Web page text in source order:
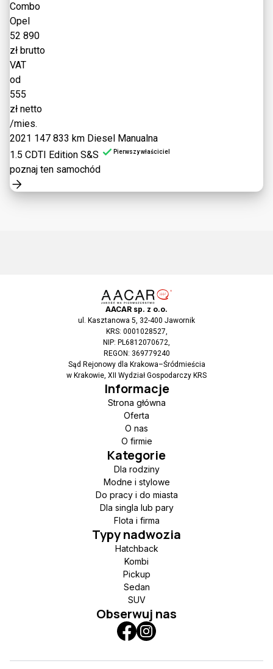
Combo
Opel
52 890
zł brutto
VAT
od
555
zł netto
/mies.
2021 147 833 km Diesel Manualna
1.5 CDTI Edition S&S
Pierwszy właściciel
poznaj ten samochód
AACAR sp. z o.o.
ul. Kasztanowa 5, 32-400 Jawornik
KRS: 0001028527,
NIP: PL6812070672,
REGON: 369779240
Sąd Rejonowy dla Krakowa–Śródmieścia
w Krakowie, XII Wydział Gospodarczy KRS
Informacje
Strona główna
Oferta
O nas
O firmie
Kategorie
Dla rodziny
Modne i stylowe
Do pracy i do miasta
Dla singla lub pary
Flota i firma
Typy nadwozia
Hatchback
Kombi
Pickup
Sedan
SUV
Obserwuj nas